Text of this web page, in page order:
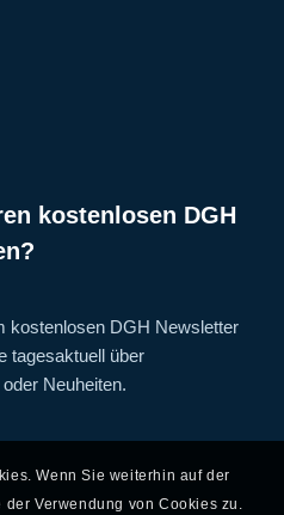
kostenlosen DGH
kostenlosen DGH Newsletter
tagesaktuell über
Neuheiten.
Wenn Sie weiterhin auf der
Verwendung von Cookies zu.